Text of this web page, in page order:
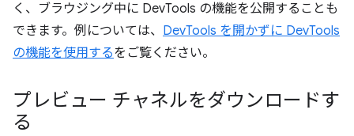
く、ブラウジング中に DevTools の機能を公開することも
できます。例については、 DevTools を開かずに DevTools
の機能を使用するをご覧ください。
プレビュー チャネルをダウンロードす
る